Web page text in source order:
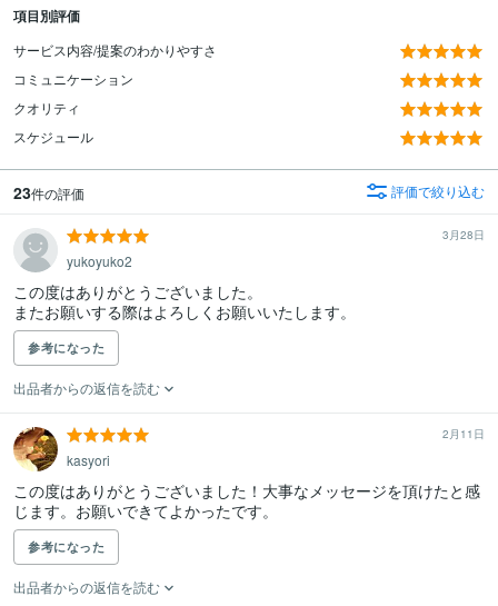
項目別評価
サービス内容/提案のわかりやすさ
コミュニケーション
クオリティ
スケジュール
23件の評価 評価で絞り込む
3月28日
yukoyuko2
この度はありがとうございました。
またお願いする際はよろしくお願いいたします。
参考になった
出品者からの返信を読む
2月11日
kasyori
この度はありがとうございました！大事なメッセージを頂けたと感
じます。お願いできてよかったです。
参考になった
出品者からの返信を読む